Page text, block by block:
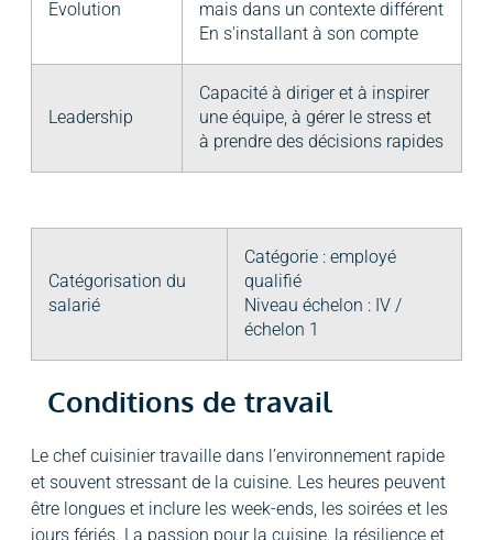
Evolution
mais dans un contexte différent
En s'installant à son compte
Leadership
Capacité à diriger et à inspirer
une équipe, à gérer le stress et
à prendre des décisions rapides
Catégorisation du
salarié
Catégorie : employé
qualifié
Niveau échelon : IV /
échelon 1
Conditions de travail
Le chef cuisinier travaille dans l’environnement rapide
et souvent stressant de la cuisine. Les heures peuvent
être longues et inclure les week-ends, les soirées et les
jours fériés. La passion pour la cuisine, la résilience et